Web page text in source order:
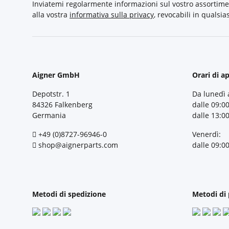
Inviatemi regolarmente informazioni sul vostro
alla vostra informativa sulla privacy, revocabili in
Aigner GmbH
Depotstr. 1
84326 Falkenberg
Germania
+49 (0)8727-96946-0
shop@aignerparts.com
Orari di
Da lunedì
dalle
dalle
Venerdì:
dalle
Metodi di spedizione Metodi di